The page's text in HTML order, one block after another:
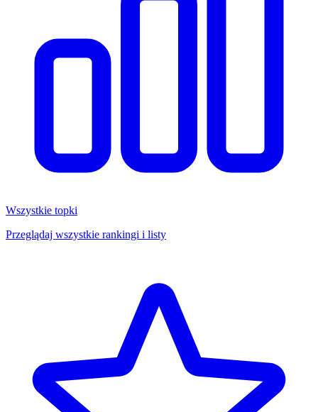
Wszystkie topki
Przeglądaj wszystkie rankingi i listy